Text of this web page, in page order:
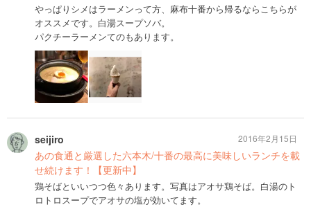
やっぱりシメはラーメンって方、麻布十番から帰るならこちらが
オススメです。白湯スープソバ。
パクチーラーメンてのもあります。
seijiro
あの食通と厳選した六本木/十番の最高に美味しいランチを載
せ続けます！【更新中】
鶏そばといいつつ色々あります。写真はアオサ鶏そば。白湯のト
ロトロスープでアオサの塩が効いてます。
2016年2月15日